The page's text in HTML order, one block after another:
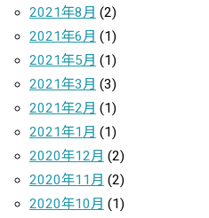
2021年8月 (2)
2021年6月 (1)
2021年5月 (1)
2021年3月 (3)
2021年2月 (1)
2021年1月 (1)
2020年12月 (2)
2020年11月 (2)
2020年10月 (1)